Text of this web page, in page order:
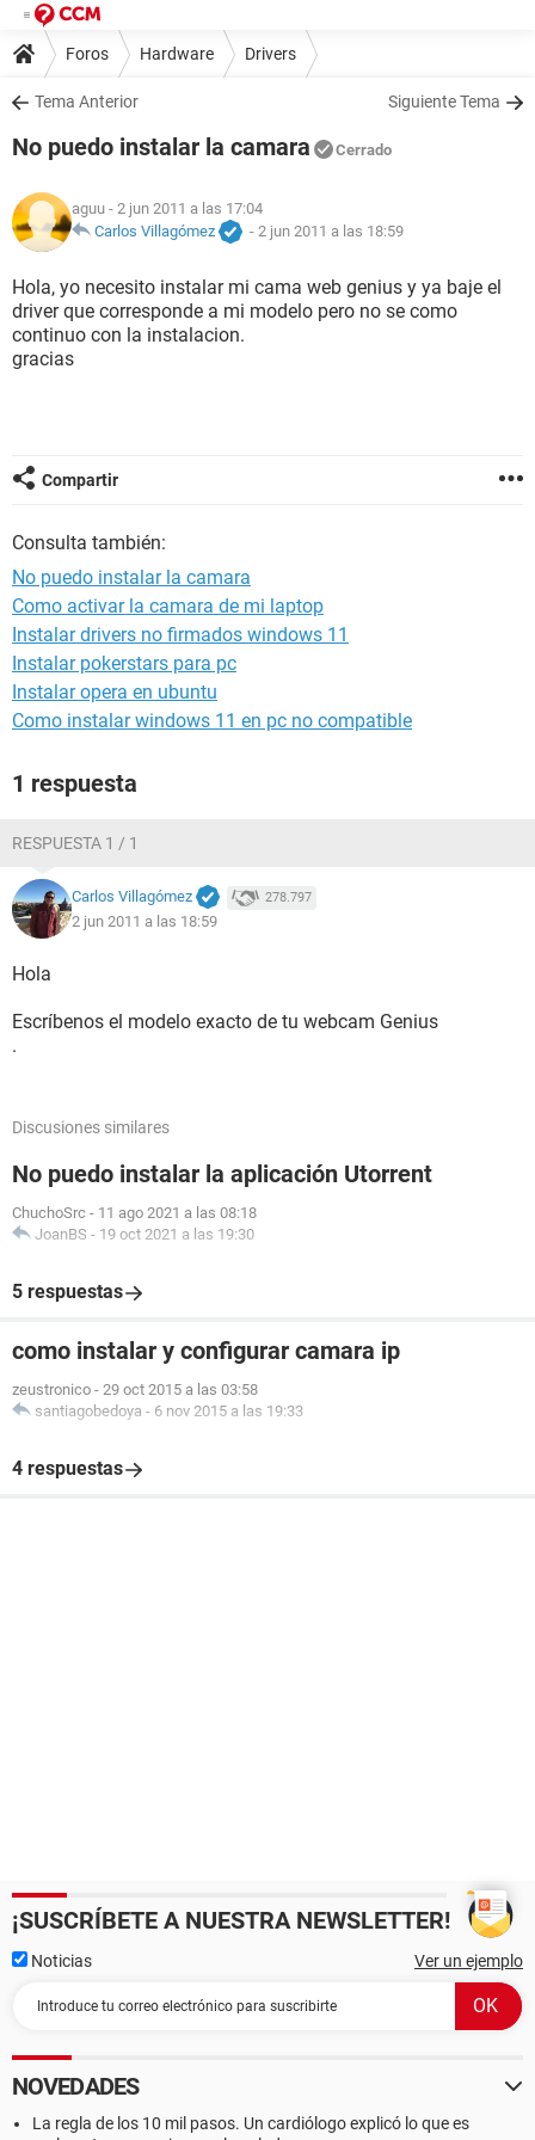
Foros Hardware Drivers
Tema Anterior Siguiente Tema
No puedo instalar la camara Cerrado
aguu - 2 jun 2011 a las 17:04
Carlos Villagómez
- 2 jun 2011 a las 18:59
Hola, yo necesito instalar mi cama web genius y ya baje el
driver que corresponde a mi modelo pero no se como
continuo con la instalacion.
gracias
Compartir
Consulta también:
No puedo instalar la camara
Como activar la camara de mi laptop
Instalar drivers no firmados windows 11
Instalar pokerstars para pc
Instalar opera en ubuntu
Como instalar windows 11 en pc no compatible
1 respuesta
RESPUESTA 1 / 1
Carlos Villagómez 278.797
2 jun 2011 a las 18:59
Hola
Escríbenos el modelo exacto de tu webcam Genius
.
Discusiones similares
No puedo instalar la aplicación Utorrent
ChuchoSrc - 11 ago 2021 a las 08:18
JoanBS - 19 oct 2021 a las 19:30
5 respuestas
como instalar y configurar camara ip
zeustronico - 29 oct 2015 a las 03:58
santiagobedoya - 6 nov 2015 a las 19:33
4 respuestas
¡SUSCRÍBETE A NUESTRA NEWSLETTER!
Noticias Ver un ejemplo
NOVEDADES
La regla de los 10 mil pasos. Un cardiólogo explicó lo que es